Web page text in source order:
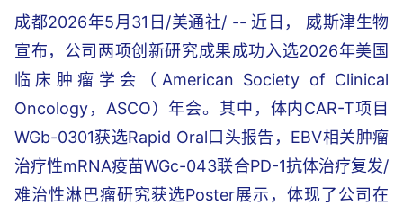
成都2026年5月31日/美通社/ -- 近日， 威斯津生物
宣布，公司两项创新研究成果成功入选2026年美国
临床肿瘤学会（American Society of Clinical
Oncology，ASCO）年会。其中，体内CAR-T项目
WGb-0301获选Rapid Oral口头报告，EBV相关肿瘤
治疗性mRNA疫苗WGc-043联合PD-1抗体治疗复发/
难治性淋巴瘤研究获选Poster展示，体现了公司在